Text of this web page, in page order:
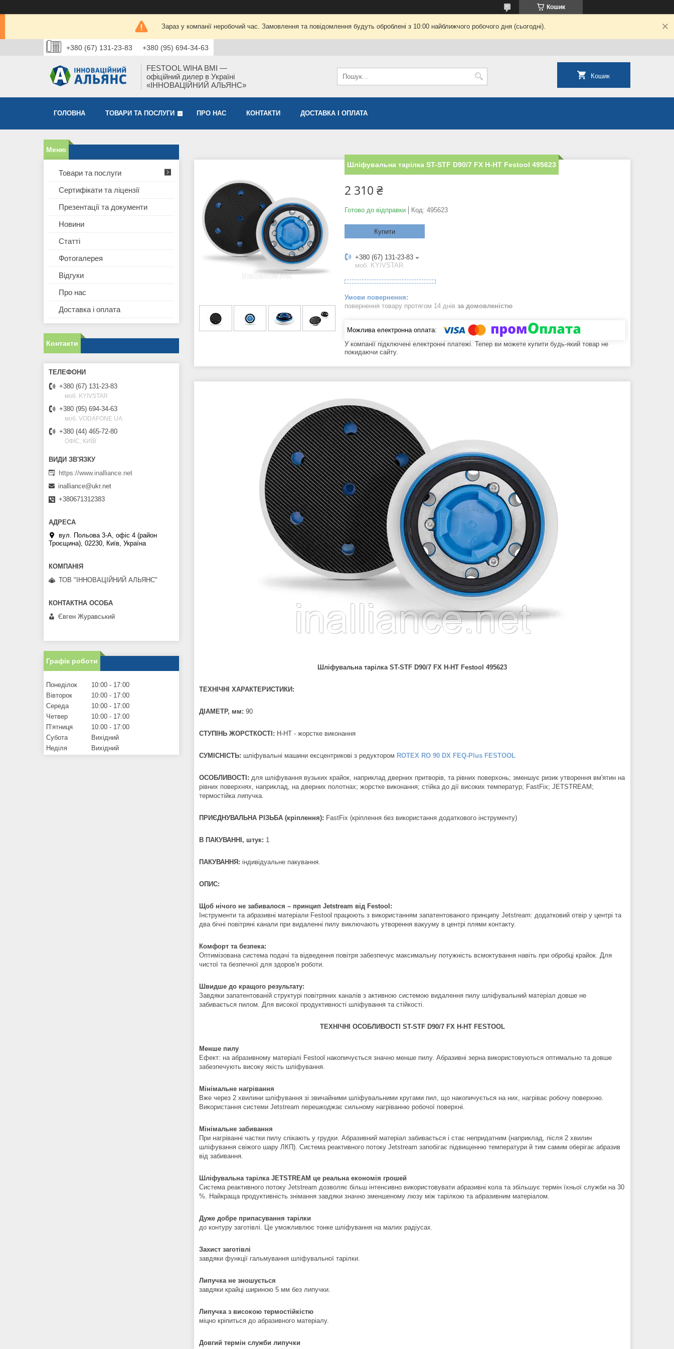
Кошик
Зараз у компанії неробочий час. Замовлення та повідомлення будуть оброблені з 10:00 найближчого робочого дня (сьогодні).
+380 (67) 131-23-83 +380 (95) 694-34-63
FESTOOL WIHA BMI —
офіційний дилер в Україні
«ІННОВАЦІЙНИЙ АЛЬЯНС»
Кошик
ГОЛОВНА ТОВАРИ ТА ПОСЛУГИ ПРО НАС КОНТАКТИ ДОСТАВКА І ОПЛАТА
Шліфувальна тарілка ST-STF D90/7 FX H-HT Festool 495623
2 310 ₴
Готово до відправки Код: 495623
Купити
+380 (67) 131-23-83
моб. KYIVSTAR
повернення товару протягом 14 днів за домовленістю
У компанії підключені електронні платежі. Тепер ви можете купити будь-який товар не
покидаючи сайту.
Шліфувальна тарілка ST-STF D90/7 FX H-HT Festool 495623
ТЕХНІЧНІ ХАРАКТЕРИСТИКИ:
ДІАМЕТР, мм: 90
СТУПІНЬ ЖОРСТКОСТІ: H-HT - жорстке виконання
СУМІСНІСТЬ: шліфувальні машини ексцентрикові з редуктором ROTEX RO 90 DX FEQ-Plus FESTOOL
ОСОБЛИВОСТІ: для шліфування вузьких крайок, наприклад дверних притворів, та рівних поверхонь; зменшує ризик утворення вм'ятин на
рівних поверхнях, наприклад, на дверних полотнах; жорстке виконання; стійка до дії високих температур; FastFix; JETSTREAM;
термостійка липучка.
ПРИЄДНУВАЛЬНА РІЗЬБА (кріплення): FastFix (кріплення без використання додаткового інструменту)
В ПАКУВАННІ, штук: 1
ПАКУВАННЯ: індивідуальне пакування.
ОПИС:
Щоб нічого не забивалося – принцип Jetstream від Festool:
Інструменти та абразивні матеріали Festool працюють з використанням запатентованого принципу Jetstream: додатковий отвір у центрі та
два бічні повітряні канали при видаленні пилу виключають утворення вакууму в центрі плями контакту.
Комфорт та безпека:
Оптимізована система подачі та відведення повітря забезпечує максимальну потужність всмоктування навіть при обробці крайок. Для
чистої та безпечної для здоров'я роботи.
Швидше до кращого результату:
Завдяки запатентованій структурі повітряних каналів з активною системою видалення пилу шліфувальний матеріал довше не
забивається пилом. Для високої продуктивності шліфування та стійкості.
ТЕХНІЧНІ ОСОБЛИВОСТІ ST-STF D90/7 FX H-HT FESTOOL
Менше пилу
Ефект: на абразивному матеріалі Festool накопичується значно менше пилу. Абразивні зерна використовуються оптимально та довше
забезпечують високу якість шліфування.
Мінімальне нагрівання
Вже через 2 хвилини шліфування зі звичайними шліфувальними кругами пил, що накопичується на них, нагріває робочу поверхню.
Використання системи Jetstream перешкоджає сильному нагріванню робочої поверхні.
Мінімальне забивання
При нагріванні частки пилу спікають у грудки. Абразивний матеріал забивається і стає непридатним (наприклад, після 2 хвилин
шліфування свіжого шару ЛКП). Система реактивного потоку Jetstream запобігає підвищенню температури й тим самим оберігає абразив
від забивання.
Шліфувальна тарілка JETSTREAM це реальна економія грошей
Система реактивного потоку Jetstream дозволяє більш інтенсивно використовувати абразивні кола та збільшує термін їхньої служби на 30
%. Найкраща продуктивність знімання завдяки значно зменшеному люзу між тарілкою та абразивним матеріалом.
Дуже добре припасування тарілки
до контуру заготівлі. Це уможливлює тонке шліфування на малих радіусах.
Захист заготівлі
завдяки функції гальмування шліфувальної тарілки.
Липучка не зношується
завдяки крайці шириною 5 мм без липучки.
Липучка з високою термостійкістю
міцно кріпиться до абразивного матеріалу.
Довгий термін служби липучки
Товари та послуги
Сертифікати та ліцензії
Презентації та документи
Новини
Статті
Фотогалерея
Відгуки
Про нас
Доставка і оплата
Контакти
+380 (67) 131-23-83
моб. KYIVSTAR
+380 (95) 694-34-63
моб. VODAFONE UA
+380 (44) 465-72-80
ОФІС, КИЇВ
https://www.inalliance.net
inalliance@ukr.net
+380671312383
вул. Польова 3-А, офіс 4 (район
Троєщина), 02230, Київ, Україна
ТОВ "ІННОВАЦІЙНИЙ АЛЬЯНС"
Євген Журавський
Графік роботи
Понеділок 10:00
17:00
Вівторок
10:00
17:00
Середа
10:00
17:00
Четвер
10:00
17:00
Пʼятниця
10:00
17:00
Субота
Вихідний
Неділя
Вихідний